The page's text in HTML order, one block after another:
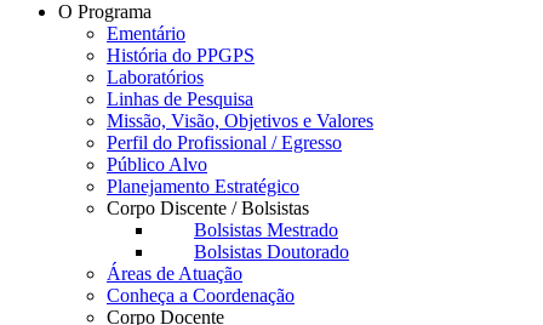
O Programa
Ementário
História do PPGPS
Laboratórios
Linhas de Pesquisa
Missão, Visão, Objetivos e Valores
Perfil do Profissional / Egresso
Público Alvo
Planejamento Estratégico
Corpo Discente / Bolsistas
Bolsistas Mestrado
Bolsistas Doutorado
Áreas de Atuação
Conheça a Coordenação
Corpo Docente